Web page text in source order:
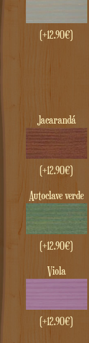
(+12.90€)
Jacarandá
(+12.90€)
Autoclave verde
(+12.90€)
Viola
(+12.90€)